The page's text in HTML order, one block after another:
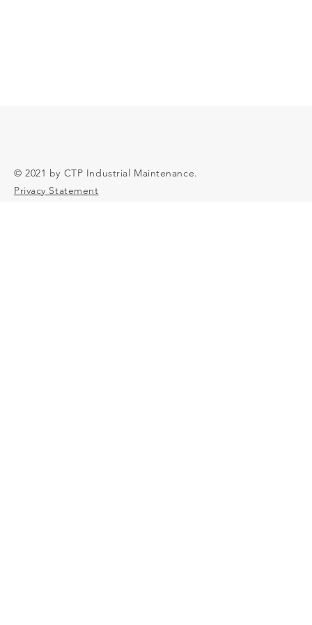
© 2021 by CTP Industrial Maintenance.
Privacy Statement